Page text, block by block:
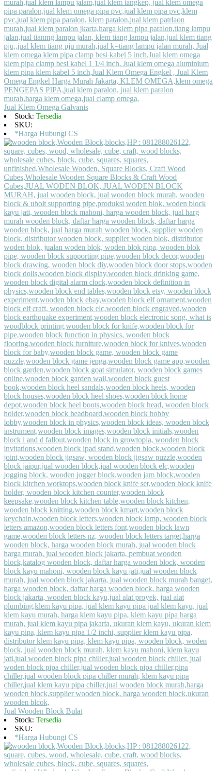
Jual Klem Omega Galvanis
Stock: Tersedia
SKU:
*Harga Hubungi CS
Jual Wooden Block Bulat
Stock: Tersedia
SKU:
*Harga Hubungi CS